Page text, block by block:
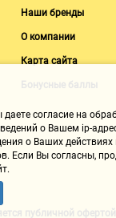
Наши бренды
О компании
Карта сайта
Бонусные баллы
публичной офертой
согласие на
о Вашем ip-
о Ваших
Если Вы согласны,